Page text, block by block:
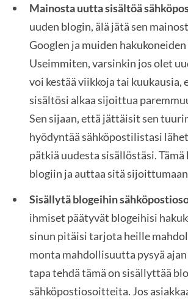
Mainosta uutta sisältöä
uuden blogin, älä jätä sen
Googlen ja muiden
Useimmiten, varsinkin jos olet
voi kestää viikkoja tai kuukausia,
sisältösi alkaa sijoittua
Sen sijaan, että jättäisit sen
hyödyntää sähköpostilistasi
pätkiä uudesta sisällöstäsi.
blogiin ja auttaa sitä
Sisällytä blogeihin
ihmiset päätyvät blogeihisi
sinun pitäisi tarjota heille
monta mahdollisuutta pysyä
tapa tehdä tämä on sisällyttää
sähköpostiosoitteita. Jos